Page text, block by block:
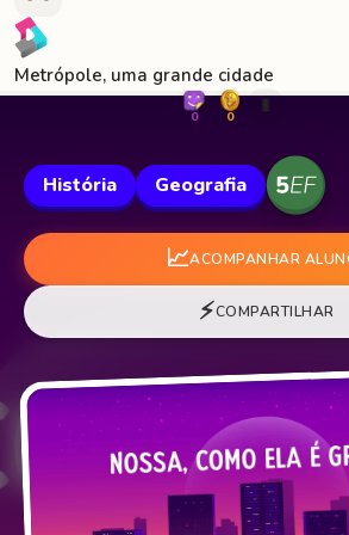
Metrópole, uma grande cidade
0 0 🐛
História Geografia
📈ACOMPANHAR
⚡COMPARTILHAR